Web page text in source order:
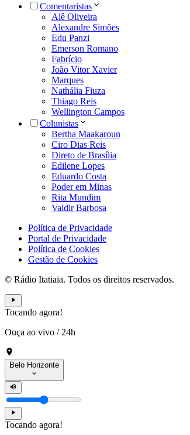
Comentaristas
Alê Oliveira
Alexandre Simões
Edu Panzi
Emerson Romano
Fabrício
João Vitor Xavier
Marques
Nathália Fiuza
Thiago Reis
Wellington Campos
Colunistas
Bertha Maakaroun
Ciro Dias Reis
Direto de Brasília
Edilene Lopes
Eduardo Costa
Poder em Minas
Rita Mundim
Valdir Barbosa
Política de Privacidade
Portal de Privacidade
Política de Cookies
Gestão de Cookies
© Rádio Itatiaia. Todos os direitos reservados.
Tocando agora!
Ouça ao vivo / 24h
Belo Horizonte
Tocando agora!